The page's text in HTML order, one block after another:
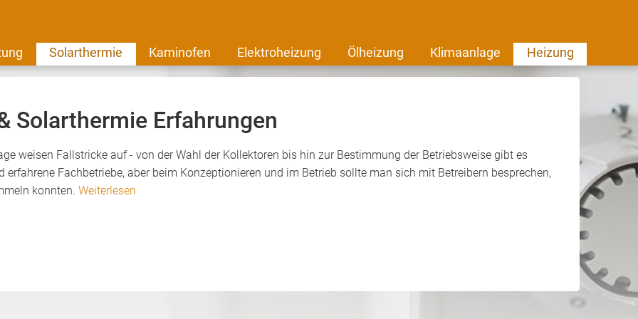
Solarthermie Kaminofen Elektroheizung Ölheizung Klimaanlage Heizung
Solarthermie Erfahrungen
weisen Fallstricke auf - von der Wahl der Kollektoren bis hin zur Bestimmung der Betriebsweise gibt es
erfahrene Fachbetriebe, aber beim Konzeptionieren und im Betrieb sollte man sich mit Betreibern besprechen,
konnten. Weiterlesen